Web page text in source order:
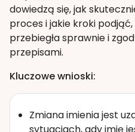
dowiedzą się, jak
proces i jakie kroki
przebiegła sprawnie i
przepisami.
Kluczowe wnioski:
Zmiana imienia jest
sytuacjach, gdy imię